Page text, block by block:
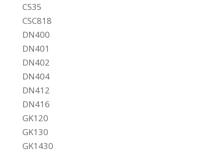
CS35
CSC818
DN400
DN401
DN402
DN404
DN412
DN416
GK120
GK130
GK1430